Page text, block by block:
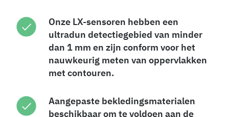
Onze LX-sensoren hebben een
ultradun detectiegebied van minder
dan 1 mm en zijn conform voor het
nauwkeurig meten van oppervlakken
met contouren.
Aangepaste bekledingsmaterialen
beschikbaar om te voldoen aan de